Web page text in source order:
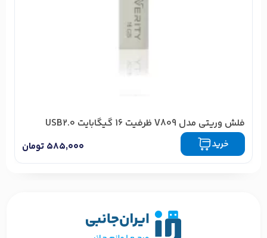
فلش وریتی مدل V809 ظرفیت 16 گیگابایت USB2.0
۵۸۵,۰۰۰ تومان خرید